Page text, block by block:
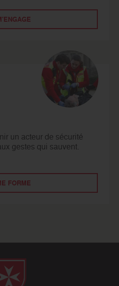
un acteur de sécurité
gestes qui sauvent.
FORME